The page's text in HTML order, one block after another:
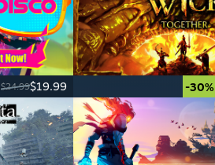
$24.99$19.99 -30%